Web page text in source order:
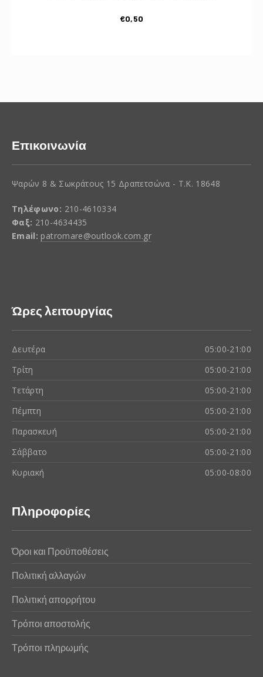
€0,50
Επικοινωνία
Ψαρών 8 & Σωκράτους 15 Δραπετσώνα - Τ.Κ. 18648
Τηλέφωνο: 210-4610334
Φαξ: 210-4634435
Email: patromare@outlook.com.gr
Ώρες λειτουργίας
Δευτέρα
05:00-21:00
Τρίτη
05:00-21:00
Τετάρτη
05:00-21:00
Πέμπτη
05:00-21:00
Παρασκευή
05:00-21:00
Σάββατο
05:00-21:00
Κυριακή
05:00-08:00
Πληροφορίες
Όροι και Προϋποθέσεις
Πολιτική αλλαγών
Πολιτική απορρήτου
Τρόποι αποστολής
Τρόποι πληρωμής